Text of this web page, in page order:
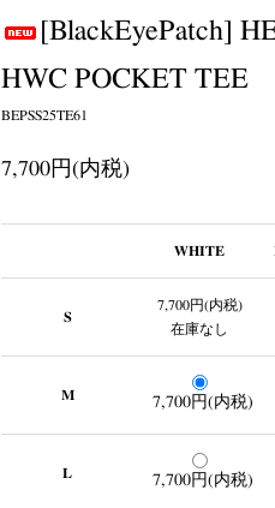
[BlackEyePatch]
HWC POCKET TEE
BEPSS25TE61
7,700円(内税)
WHITE
S
7,700円(内税)
在庫なし
M 7,700円(内税)
L 7,700円(内税)